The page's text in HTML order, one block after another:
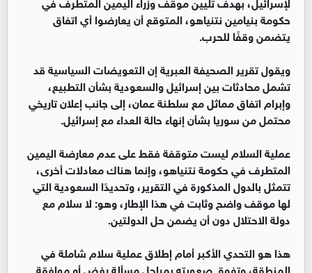
حكومة بنيامين نتنياهو، المتوقع أن يعارضوا أي اتفاق
يتضمن وقفًا للحرب.
ويقول تقرير الصحيفة العبرية إن التعويضات السياسية قد
تشمل محادثات بين إسرائيل والسعودية بشأن التطبيع،
وإبرام اتفاق مماثل مع سلطنة عمان، إلى جانب إعلان تاريخي
محتمل من سوريا بشأن إنهاء حالة العداء مع إسرائيل.
عملية السلام ليست متوقفة فقط على عدم معارضة اليمين
المتطرف في حكومة نتنياهو، وإنما هناك معادلات أخرى،
تتمثل بالدول المذكورة في التقرير، وتحديدًا السعودية التي
لها موقف واضح وثابت في هذا الإطار، وهو: لا سلام مع
دولة الاحتلال دون أن يضمن حل الدولتين.
هذا هو التحدي الأكبر أمام إطلاق عملية سلام شاملة في
المنطقة، وتفوق صعوبته بمراحل مسألة رفض أو موافقة